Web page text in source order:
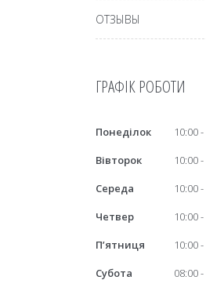
ОТЗЫВЫ
ГРАФІК РОБОТИ
Понеділок 10:00
Вівторок
10:00
Середа
10:00
Четвер
10:00
Пʼятниця
10:00
Субота
08:00